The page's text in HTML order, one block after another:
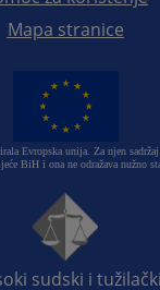
Mapa stranice
Evropska unija. Za njen
BiH i ona ne odražava nužno
sudski i